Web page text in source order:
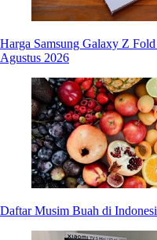
Harga Samsung Galaxy Z
Agustus 2026
Daftar Musim Buah di